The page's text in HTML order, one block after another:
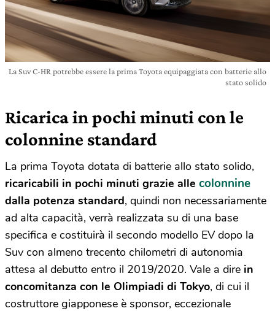
La Suv C-HR potrebbe essere la prima Toyota equipaggiata con batterie allo
stato solido
Ricarica in pochi minuti con le
colonnine standard
La prima Toyota dotata di batterie allo stato solido,
ricaricabili in pochi minuti grazie alle colonnine
dalla potenza standard, quindi non necessariamente
ad alta capacità, verrà realizzata su di una base
specifica e costituirà il secondo modello EV dopo la
Suv con almeno trecento chilometri di autonomia
attesa al debutto entro il 2019/2020. Vale a dire in
concomitanza con le Olimpiadi di Tokyo, di cui il
costruttore giapponese è sponsor, eccezionale